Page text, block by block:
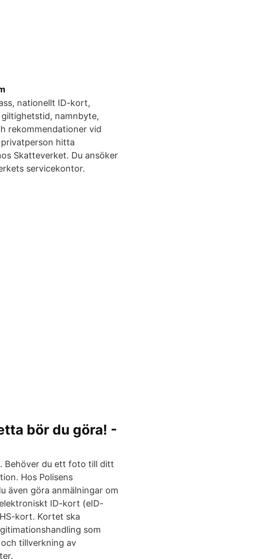
nationellt ID-kort,
namnbyte,
rekommendationer vid
hitta
Skatteverket. Du ansöker
servicekontor.
bör du göra! -
Behöver du ett foto till ditt
Hos Polisens
även göra anmälningar om
ID-kort (eID-
kort. Kortet ska
som
tillverkning av